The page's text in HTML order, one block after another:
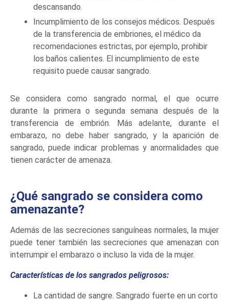
descansando.
Incumplimiento de los consejos médicos. Después
de la transferencia de embriones, el médico da
recomendaciones estrictas, por ejemplo, prohibir
los baños calientes. El incumplimiento de este
requisito puede causar sangrado.
Se considera como sangrado normal, el que ocurre
durante la primera o segunda semana después de la
transferencia de embrión. Más adelante, durante el
embarazo, no debe haber sangrado, y la aparición de
sangrado, puede indicar problemas y anormalidades que
tienen carácter de amenaza.
¿Qué sangrado se considera como
amenazante?
Además de las secreciones sanguíneas normales, la mujer
puede tener también las secreciones que amenazan con
interrumpir el embarazo o incluso la vida de la mujer.
Características de los sangrados peligrosos:
La cantidad de sangre. Sangrado fuerte en un corto